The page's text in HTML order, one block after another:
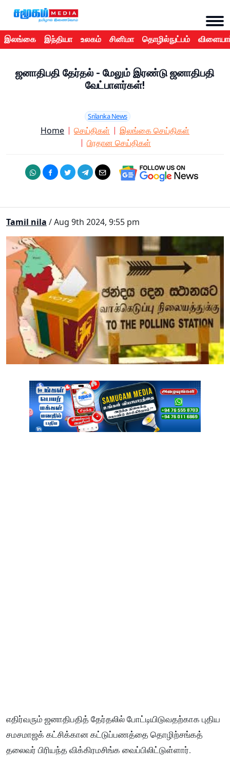
இலங்கை இந்தியா உலகம் சினிமா தொழில்நுட்பம்
ஜனாதிபதி தேர்தல் - மேலும் இரண்டு ஜனாதிபதி
வேட்பாளர்கள்!
Srilanka News
Home செய்திகள்
இலங்கை செய்திகள்
பிரதான செய்திகள்
Tamil nila / Aug 9th 2024, 9:55 pm
எதிர்வரும் ஜனாதிபதித் தேர்தலில் போட்டியிடுவதற்காக புதிய
சமசமாஜக் கட்சிக்கான கட்டுப்பணத்தை தொழிற்சங்கத்
தலைவர் பிரியந்த விக்கிரமசிங்க வைப்பிலிட்டுள்ளார்.